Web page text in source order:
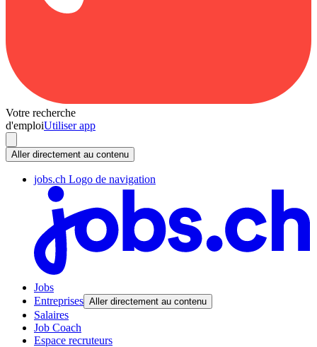
Votre recherche
d'emploiUtiliser app
Aller directement au contenu
jobs.ch Logo de navigation
Jobs
Entreprises Aller directement au contenu
Salaires
Job Coach
Espace recruteurs